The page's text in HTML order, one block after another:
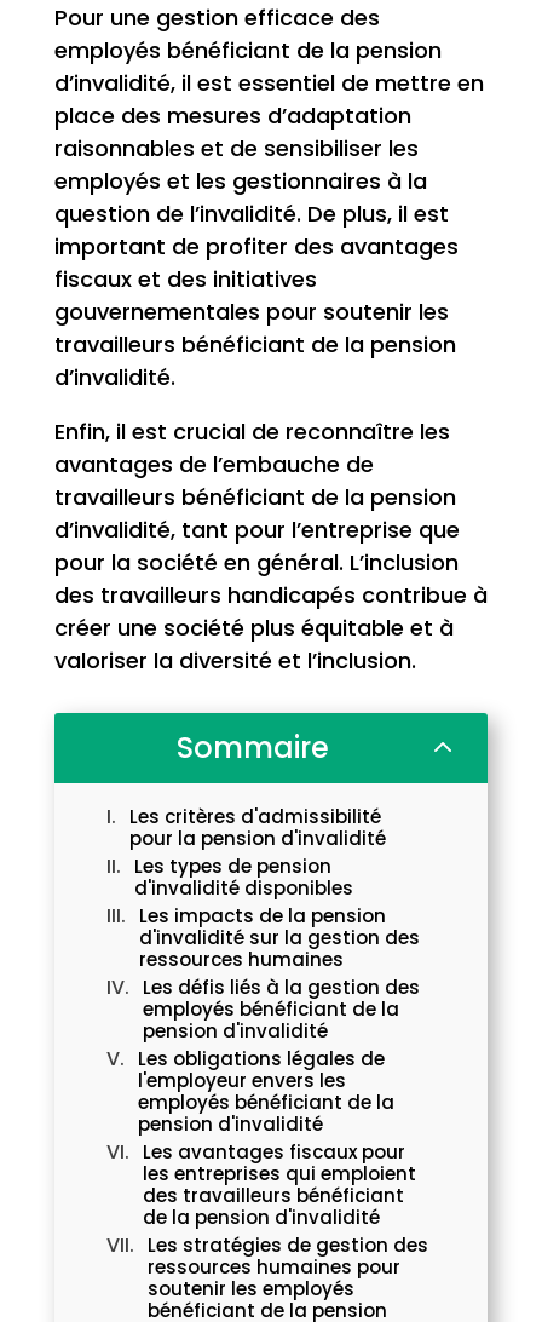
Pour une gestion efficace des
employés bénéficiant de la pension
d’invalidité, il est essentiel de mettre en
place des mesures d’adaptation
raisonnables et de sensibiliser les
employés et les gestionnaires à la
question de l’invalidité. De plus, il est
important de profiter des avantages
fiscaux et des initiatives
gouvernementales pour soutenir les
travailleurs bénéficiant de la pension
d’invalidité.
Enfin, il est crucial de reconnaître les
avantages de l’embauche de
travailleurs bénéficiant de la pension
d’invalidité, tant pour l’entreprise que
pour la société en général. L’inclusion
des travailleurs handicapés contribue à
créer une société plus équitable et à
valoriser la diversité et l’inclusion.
Sommaire 2
Les critères d'admissibilité
pour la pension d'invalidité
Les types de pension
d'invalidité disponibles
Les impacts de la pension
d'invalidité sur la gestion des
ressources humaines
Les défis liés à la gestion des
employés bénéficiant de la
pension d'invalidité
Les obligations légales de
l'employeur envers les
employés bénéficiant de la
pension d'invalidité
Les avantages fiscaux pour
les entreprises qui emploient
des travailleurs bénéficiant
de la pension d'invalidité
Les stratégies de gestion des
ressources humaines pour
soutenir les employés
bénéficiant de la pension